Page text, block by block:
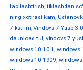
faollashtirish,tiklashdan
ning xotirasi kam,
7 kstrim, Vindovs 7 Yusb 3.0
daunload tul, vindovs 7
windows 10 10.1 , windows
windows 10 1909,